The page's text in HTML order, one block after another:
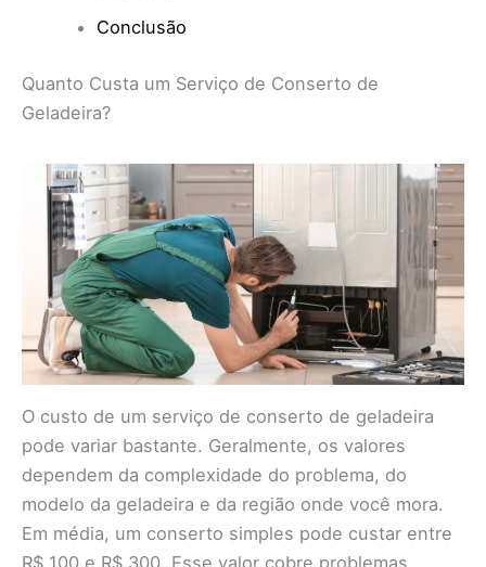
Conclusão
Quanto Custa um Serviço de Conserto de
Geladeira?
O custo de um serviço de conserto de geladeira
pode variar bastante. Geralmente, os valores
dependem da complexidade do problema, do
modelo da geladeira e da região onde você mora.
Em média, um conserto simples pode custar entre